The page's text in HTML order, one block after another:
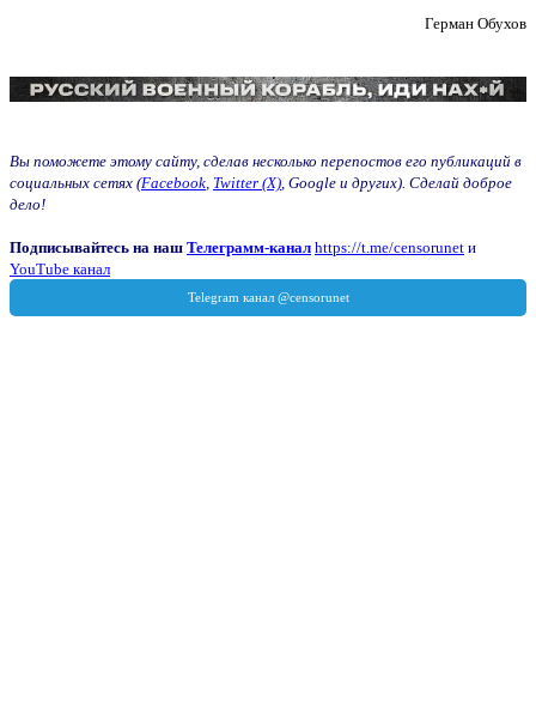
Герман Обухов
Вы поможете этому сайту, сделав несколько перепостов его публикаций в
социальных сетях (Facebook Twitter (X) , Google и других). Сделай доброе
дело!
Подписывайтесь на наш Телеграмм-канал https://t.me/censorunet и
YouTube канал